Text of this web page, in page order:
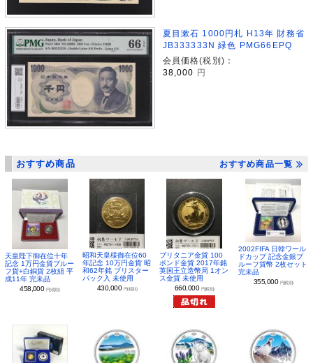
夏目漱石 1000円札 H13年 財務省
JB333333N 緑色 PMG66EPQ
会員価格(税別)：
38,000 円
おすすめ商品 おすすめ商品一覧
天皇陛下御在位十年
記念 1万円金貨プルー
フ貨+白銅貨 2枚組 平
成11年 完未品
458,000 円(税別)
昭和天皇様御在位60
年記念 10万円金貨 昭
和62年銘 ブリスター
パック入 未使用
430,000 円(税別)
ブリタニア金貨 100
ポンド金貨 2017年銘
英国王立造幣局 1オン
ス金貨 未使用
660,000 円(税別)
2002FIFA 日韓ワール
ドカップ 記念金銀プ
ルーフ貨幣 2枚セット
完未品
355,000 円(税別)